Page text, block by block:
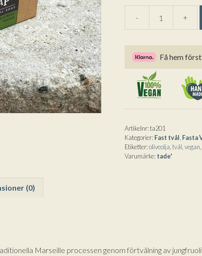
-
Tvål
Verbena
från
Tadé
100g
+
e
n
e
:
Få hem
Artikelnr:ta201
Kategorier: Fast tvål Fasta
Etiketter:oliveolja tvål vegan
Varumärke: tade'
(0)
Marseille processen genom förtvålning av